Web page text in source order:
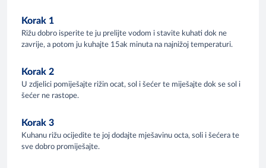
Korak 1
Rižu dobro isperite te ju prelijte vodom i stavite kuhati dok ne
zavrije, a potom ju kuhajte 15ak minuta na najnižoj temperaturi.
Korak 2
U zdjelici pomiješajte rižin ocat, sol i šećer te miješajte dok se sol i
šećer ne rastope.
Korak 3
Kuhanu rižu ocijedite te joj dodajte mješavinu octa, soli i šećera te
sve dobro promiješajte.